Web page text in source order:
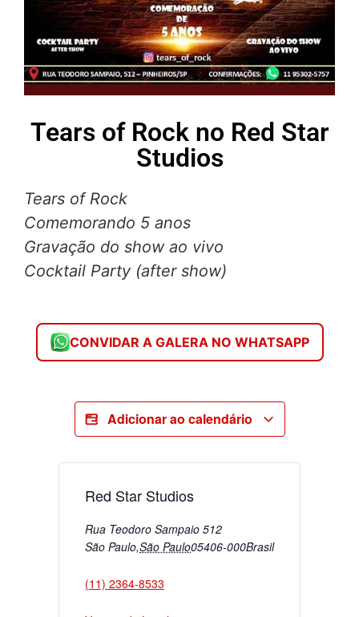
Tears of Rock no Red Star
Studios
Tears of Rock
Comemorando 5 anos
Gravação do show ao vivo
Cocktail Party (after show)
CONVIDAR A GALERA NO WHATSAPP
Adicionar ao calendário
Red Star Studios
Rua Teodoro Sampaio 512
São Paulo,São Paulo05406-000Brasil
(11) 2364-8533